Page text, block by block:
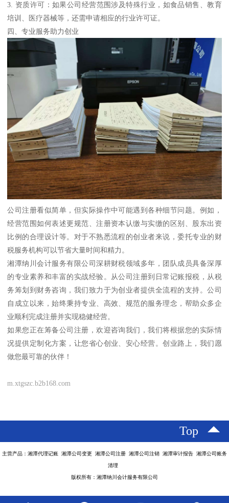
3. 资质许可：如果公司经营范围涉及特殊行业，如食品销售、教育
培训、医疗器械等，还需申请相应的行业许可证。
四、专业服务助力创业
公司注册看似简单，但实际操作中可能遇到各种细节问题。例如，
经营范围如何表述更规范、注册资本认缴与实缴的区别、股东出资
比例的合理设计等。对于不熟悉流程的创业者来说，委托专业的财
税服务机构可以节省大量时间和精力。
湘潭纳川会计服务有限公司深耕财税领域多年，团队成员具备深厚
的专业素养和丰富的实战经验。从公司注册到日常记账报税，从税
务筹划到财务咨询，我们致力于为创业者提供全流程的支持。公司
自成立以来，始终秉持专业、高效、规范的服务理念，帮助众多企
业顺利完成注册并实现稳健经营。
如果您正在筹备公司注册，欢迎咨询我们，我们将根据您的实际情
况提供定制化方案，让您省心创业、安心经营。创业路上，我们愿
做您最可靠的伙伴！
m.xtgszc.b2b168.com
Top
主营产品：湘潭代理记账 湘潭公司变更 湘潭公司注册 湘潭公司注销 湘潭审计报告 湘潭公司账务
清理
版权所有：湘潭纳川会计服务有限公司